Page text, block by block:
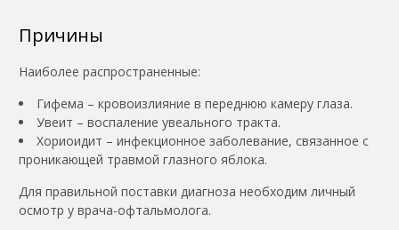
Причины
Наиболее распространенные:
Гифема – кровоизлияние в переднюю камеру глаза.
Увеит – воспаление увеального тракта.
Хориоидит – инфекционное заболевание, связанное с
проникающей травмой глазного яблока.
Для правильной поставки диагноза необходим личный
осмотр у врача-офтальмолога.